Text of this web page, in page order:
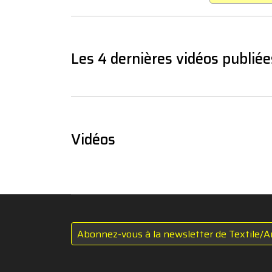
Les 4 dernières vidéos
Vidéos
Abonnez-vous à la newsletter de Textile/